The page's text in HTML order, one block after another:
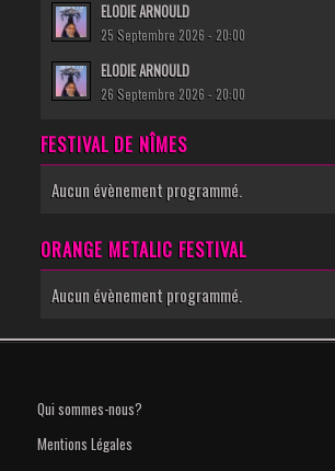
ELODIE ARNOULD
25 Septembre 2026 - 20:00
ELODIE ARNOULD
26 Septembre 2026 - 20:00
FESTIVAL DE NÎMES
Aucun évènement programmé.
ORANGE METALIC FESTIVAL
Aucun évènement programmé.
Qui sommes-nous?
Mentions Légales